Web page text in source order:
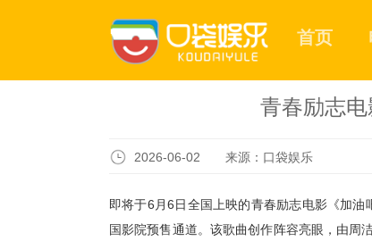
首页
青春励志
2026-06-02 来源：口袋娱乐
即将于6 月6日全国上映的青春励志电影《加油
国影院预售通道。 该歌曲创作阵容亮眼， 由周